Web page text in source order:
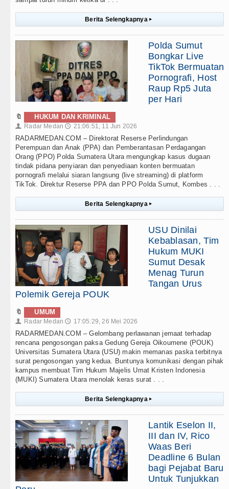
Berita Selengkapnya ▸
Polda Sumut
Bongkar Live
TikTok Bermuatan
Pornografi, Host
Raup Rp5 Juta
per Hari
🔖 HUKUM DAN KRIMINAL
👤 Radar Medan 🕔 21:06:51, 11 Jun 2026
RADARMEDAN.COM – Direktorat Reserse Perlindungan
Perempuan dan Anak (PPA) dan Pemberantasan Perdagangan
Orang (PPO) Polda Sumatera Utara mengungkap kasus dugaan
tindak pidana penyiaran dan penyediaan konten bermuatan
pornografi melalui siaran langsung (live streaming) di platform
TikTok. Direktur Reserse PPA dan PPO Polda Sumut, Kombes . . .
Berita Selengkapnya ▸
USU Dinilai
Kebablasan, Tim
Hukum MUKI
Sumut Desak
Menag Turun
Tangan Urus
Polemik Gereja POUK
🔖 UMUM
👤 Radar Medan 🕔 17:05:29, 26 Mei 2026
RADARMEDAN.COM – Gelombang perlawanan jemaat terhadap
rencana pengosongan paksa Gedung Gereja Oikoumene (POUK)
Universitas Sumatera Utara (USU) makin memanas paska terbitnya
surat pengosongan yang kedua. Buntunya komunikasi dengan pihak
kampus membuat Tim Hukum Majelis Umat Kristen Indonesia
(MUKI) Sumatera Utara menolak keras surat . . .
Berita Selengkapnya ▸
Lantik Eselon II,
III dan IV, Rico
Waas Beri
Deadline 6 Bulan
bagi Pejabat Baru
Untuk Tunjukkan